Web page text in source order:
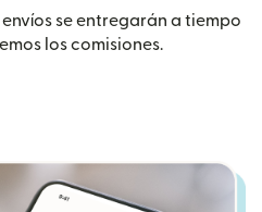
se entregarán a tiempo
los comisiones.